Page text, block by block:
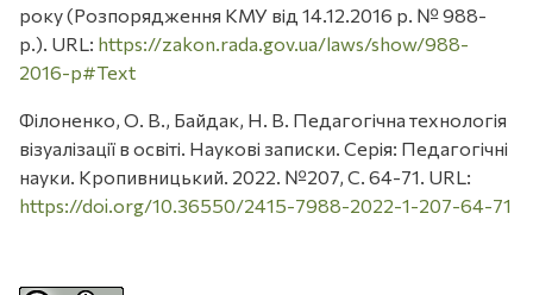
року (Розпорядження КМУ від 14.12.2016 р. № 988-
р.). URL: https://zakon.rada.gov.ua/laws/show/988-
2016-р#Text
Філоненко, О. В., Байдак, Н. В. Педагогічна технологія
візуалізації в освіті. Наукові записки. Серія: Педагогічні
науки. Кропивницький. 2022. №207, С. 64-71. URL:
https://doi.org/10.36550/2415-7988-2022-1-207-64-71